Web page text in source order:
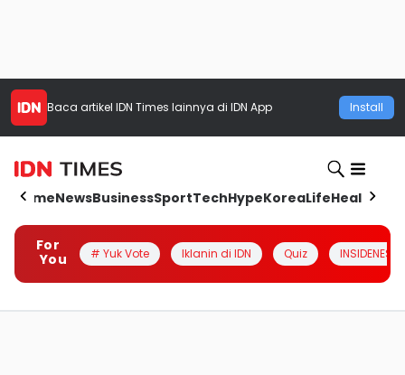
Baca artikel IDN Times lainnya di IDN App Install
HomeNewsBusinessSportTechHypeKoreaLifeHealth
For
You
# Yuk Vote Iklanin di IDN Quiz INSIDENESIA